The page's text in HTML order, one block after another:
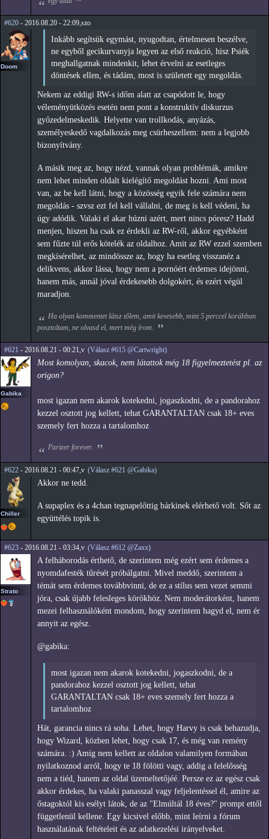
#620 - 2016.08.20 - 22:09,szo
Doom
Inkább segítsük egymást, nyugodtan, értelmesen beszélve,
ne egyből gecikurvanyja legyen az első reakció, hisz Psiék
meghallgatnak mindenkit, lehet érvelni az esetleges
döntések ellen, és tádám, most is született egy megoldás.
Nekem az eddigi RW-s időm alatt az csapódott le, hogy
véleményütközés esetén nem pont a konstruktív diskurzus
győzedelmeskedik. Helyette van trollkodás, anyázás,
személyeskedő vagdalkozás meg csürheszellem: nem a legjobb
bizonyítvány.
A másik meg az, hogy nézd, vannak olyan problémák, amikre
nem lehet minden oldalt kielégítő megoldást hozni. Ami most
van, az be kell látni, hogy a közösség egyik fele számára nem
megoldás - szvsz ezt fel kell vállalni, de meg is kell védeni, ha
úgy adódik. Valaki el akar húzni azért, mert nincs póresz? Hadd
menjen, hiszen ha csak ez érdekli az RW-ről, akkor egyébként
sem fűzte túl erős kötelék az oldalhoz. Amit az RW ezzel szemben
megkísérelhet, az mindössze az, hogy ha esetleg visszanéz a
delikvens, akkor lássa, hogy nem a pornóért érdemes idejönni,
hanem más, annál jóval érdekesebb dolgokért, és ezért végül
maradjon.
Ha olyan kommentet látsz tőlem, amit kevesebb, mint 5 perccel korábban
posztoltam, ne olvasd el, mert még írom.
#621 - 2016.08.21 - 00:21,v (Válasz #615 @Cartwright)
Gabika
Most komolyan, skacok, nem látattok még 18 figyelmeztetést pl. az
origon?
most igazan nem akarok kotekedni, jogaszkodni, de a pandorahoz
kezzel osztott jog kellett, tehat GARANTALTAN csak 18+ eves
szemely fert hozza a tartalomhoz
Parizer forever.
#622 - 2016.08.21 - 00:47,v (Válasz #621 @Gabika)
Chiller
Akkor ne tedd.
A supaplex és a 4chan tegnapelőttig bárkinek elérhető volt. Sőt az
együttélés topik is.
#623 - 2016.08.21 - 03:34,v (Válasz #612 @Zaxx)
Strato
A felháborodás érthető, de szerintem még ezért sem érdemes a
nyomdafesték tűrését próbálgatni. Mivel meddő, szerintem a
témát sem érdemes továbbvinni, de ez a stílus sem vezet semmi
jóra, csak újabb felesleges körökhöz. Nem moderátorként, hanem
mezei felhasználóként mondom, hogy szerintem hagyd el, nem ér
annyit az egész.
@gabika:
most igazan nem akarok kotekedni, jogaszkodni, de a
pandorahoz kezzel osztott jog kellett, tehat
GARANTALTAN csak 18+ eves szemely fert hozza a
tartalomhoz
Hát, garancia nincs rá soha. Lehet, hogy Harvy is csak behazudja,
hogy Wizard, közben lehet, hogy csak 17, és még van remény
számára. :) Amíg nem kellett az oldalon valamilyen formában
nyilatkoznod arról, hogy te 18 fölötti vagy, addig a felelősség
nem a tiéd, hanem az oldal üzemeltetőjéé. Persze ez az egész csak
akkor érdekes, ha valaki panasszal vagy feljelentéssel él, amire az
őstagoktól kis esélyt látok, de az "Elmúltál 18 éves?" prompt ettől
függetlenül kellene. Egy kicsivel előbb, mint leírni a fórum
használatának feltételeit és az adatkezelési irányelveket.